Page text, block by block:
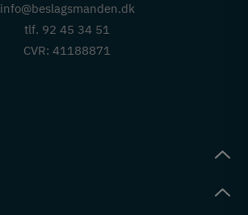
info@beslagsmanden.dk
tlf. 92 45 34 51
CVR: 41188871